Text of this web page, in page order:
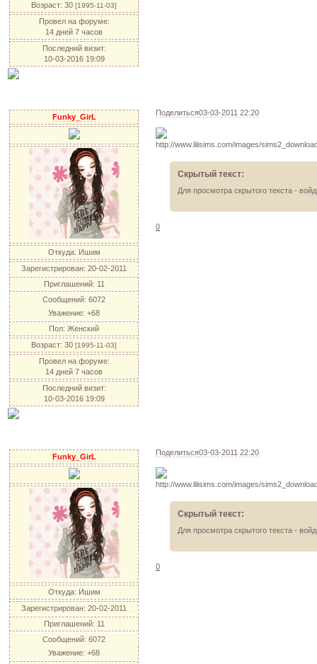
Возраст: 30 [1995-11-03]
Провел на форуме:
14 дней 7 часов
Последний визит:
10-03-2016 19:09
Поделиться03-03-2011 22:20
Funky_GirL
Откуда: Ишим
Зарегистрирован: 20-02-2011
Приглашений: 11
Сообщений: 6072
Уважение: +68
Пол: Женский
Возраст: 30 [1995-11-03]
Провел на форуме:
14 дней 7 часов
Последний визит:
10-03-2016 19:09
Скрытый текст:
Для просмотра скрытого текста -
0
Поделиться03-03-2011 22:20
Funky_GirL
Откуда: Ишим
Зарегистрирован: 20-02-2011
Приглашений: 11
Сообщений: 6072
Уважение: +68
Скрытый текст:
Для просмотра скрытого текста -
0